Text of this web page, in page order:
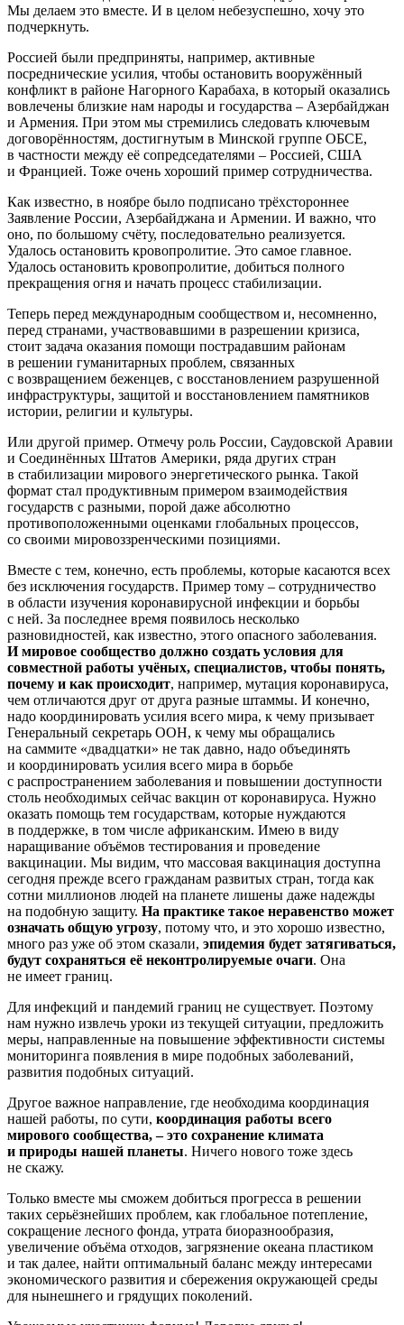
Мы делаем это вместе. И в целом небезуспешно, хочу это
подчеркнуть.
Россией были предприняты, например, активные
посреднические усилия, чтобы остановить вооружённый
конфликт в районе Нагорного Карабаха, в который оказались
вовлечены близкие нам народы и государства – Азербайджан
и Армения. При этом мы стремились следовать ключевым
договорённостям, достигнутым в Минской группе ОБСЕ,
в частности между её сопредседателями – Россией, США
и Францией. Тоже очень хороший пример сотрудничества.
Как известно, в ноябре было подписано трёхстороннее
Заявление России, Азербайджана и Армении. И важно, что
оно, по большому счёту, последовательно реализуется.
Удалось остановить кровопролитие. Это самое главное.
Удалось остановить кровопролитие, добиться полного
прекращения огня и начать процесс стабилизации.
Теперь перед международным сообществом и, несомненно,
перед странами, участвовавшими в разрешении кризиса,
стоит задача оказания помощи пострадавшим районам
в решении гуманитарных проблем, связанных
с возвращением беженцев, с восстановлением разрушенной
инфраструктуры, защитой и восстановлением памятников
истории, религии и культуры.
Или другой пример. Отмечу роль России, Саудовской Аравии
и Соединённых Штатов Америки, ряда других стран
в стабилизации мирового энергетического рынка. Такой
формат стал продуктивным примером взаимодействия
государств с разными, порой даже абсолютно
противоположенными оценками глобальных процессов,
со своими мировоззренческими позициями.
Вместе с тем, конечно, есть проблемы, которые касаются всех
без исключения государств. Пример тому – сотрудничество
в области изучения коронавирусной инфекции и борьбы
с ней. За последнее время появилось несколько
разновидностей, как известно, этого опасного заболевания.
И мировое сообщество должно создать условия для
совместной работы учёных, специалистов, чтобы понять,
почему и как происходит, например, мутация коронавируса,
чем отличаются друг от друга разные штаммы. И конечно,
надо координировать усилия всего мира, к чему призывает
Генеральный секретарь ООН, к чему мы обращались
на саммите «двадцатки» не так давно, надо объединять
и координировать усилия всего мира в борьбе
с распространением заболевания и повышении доступности
столь необходимых сейчас вакцин от коронавируса. Нужно
оказать помощь тем государствам, которые нуждаются
в поддержке, в том числе африканским. Имею в виду
наращивание объёмов тестирования и проведение
вакцинации. Мы видим, что массовая вакцинация доступна
сегодня прежде всего гражданам развитых стран, тогда как
сотни миллионов людей на планете лишены даже надежды
на подобную защиту. На практике такое неравенство может
означать общую угрозу, потому что, и это хорошо известно,
много раз уже об этом сказали, эпидемия будет затягиваться,
будут сохраняться её неконтролируемые очаги. Она
не имеет границ.
Для инфекций и пандемий границ не существует. Поэтому
нам нужно извлечь уроки из текущей ситуации, предложить
меры, направленные на повышение эффективности системы
мониторинга появления в мире подобных заболеваний,
развития подобных ситуаций.
Другое важное направление, где необходима координация
нашей работы, по сути, координация работы всего
мирового сообщества, – это сохранение климата
и природы нашей планеты. Ничего нового тоже здесь
не скажу.
Только вместе мы сможем добиться прогресса в решении
таких серьёзнейших проблем, как глобальное потепление,
сокращение лесного фонда, утрата биоразнообразия,
увеличение объёма отходов, загрязнение океана пластиком
и так далее, найти оптимальный баланс между интересами
экономического развития и сбережения окружающей среды
для нынешнего и грядущих поколений.